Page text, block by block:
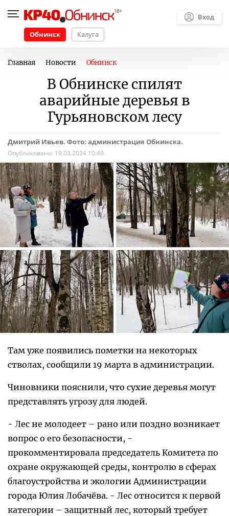
Обнинск Калуга
Вход
Главная Новости Обнинск
В Обнинске спилят
аварийные деревья в
Гурьяновском лесу
Дмитрий Ивьев. Фото: администрация Обнинска.
Опубликовано: 19.03.2024 10:49
Там уже появились пометки на некоторых
стволах, сообщили 19 марта в администрации.
Чиновники пояснили, что сухие деревья могут
представлять угрозу для людей.
- Лес не молодеет – рано или поздно возникает
вопрос о его безопасности, -
прокомментировала председатель Комитета по
охране окружающей среды, контролю в сферах
благоустройства и экологии Администрации
города Юлия Лобачёва. - Лес относится к первой
категории – защитный лес, который требует